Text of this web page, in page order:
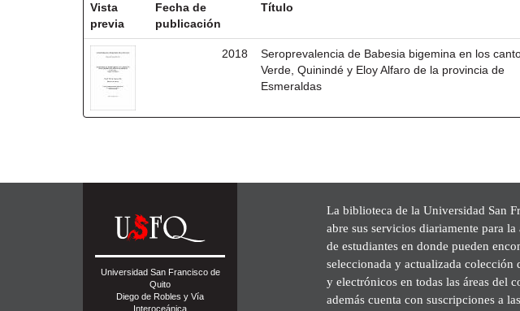
Vista
previa
Fecha de
publicación
Título
2018
Seroprevalencia de Babesia bigemina en los
Verde, Quinindé y Eloy Alfaro de la provincia de
Esmeraldas
Universidad San Francisco de
Quito
Diego de Robles y Vía
Interoceánica
La biblioteca de la Universidad San
abre sus servicios diariamente para
de estudiantes en donde pueden
seleccionada y actualizada colección
y electrónicos en todas las áreas del
además cuenta con suscripciones a